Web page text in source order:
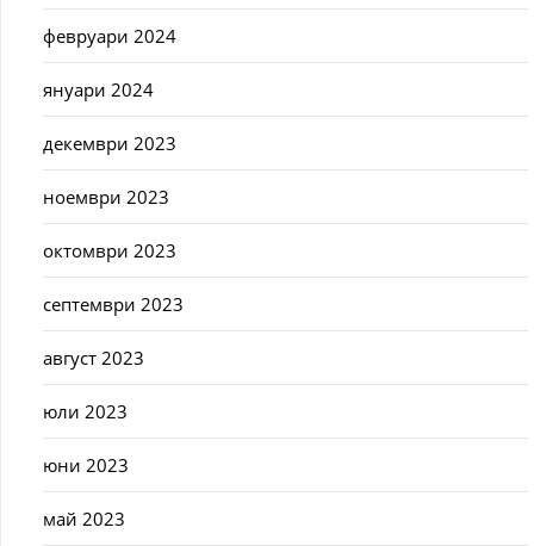
февруари 2024
януари 2024
декември 2023
ноември 2023
октомври 2023
септември 2023
август 2023
юли 2023
юни 2023
май 2023